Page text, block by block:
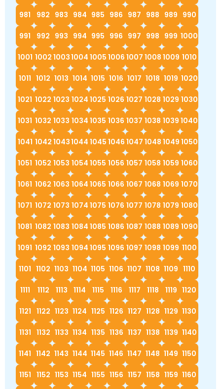
981 982 983 984 985 986 987 988 989 990
991 992 993 994 995 996 997 998 999 1000
1001 1002 10031004 1005 1006 1007 1008 1009 1010
1011 1012 1013 1014 1015 1016 1017 1018 1019 1020
1021 1022 1023 1024 1025 1026 1027 1028 1029 1030
1031 1032 1033 1034 1035 1036 1037 1038 1039 1040
1041 1042 10431044 1045 1046 1047 1048 1049 1050
1051 1052 1053 1054 1055 1056 1057 1058 1059 1060
1061 1062 1063 1064 1065 1066 1067 1068 1069 1070
1071 1072 1073 1074 1075 1076 1077 1078 1079 1080
1081 1082 1083 1084 1085 1086 1087 1088 1089 1090
1091 1092 1093 1094 1095 1096 1097 1098 1099 1100
1101 1102 1103 1104 1105 1106 1107 1108 1109 1110
1111 1112 1113 1114 1115 1116 1117 1118 1119 1120
1121 1122 1123 1124 1125 1126 1127 1128 1129 1130
1131 1132 1133 1134 1135 1136 1137 1138 1139 1140
1141 1142 1143 1144 1145 1146 1147 1148 1149 1150
1151 1152 1153 1154 1155 1156 1157 1158 1159 1160